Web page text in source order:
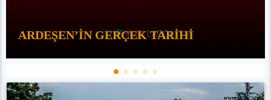
ARDEŞEN’İN GERÇEK TARİHİ